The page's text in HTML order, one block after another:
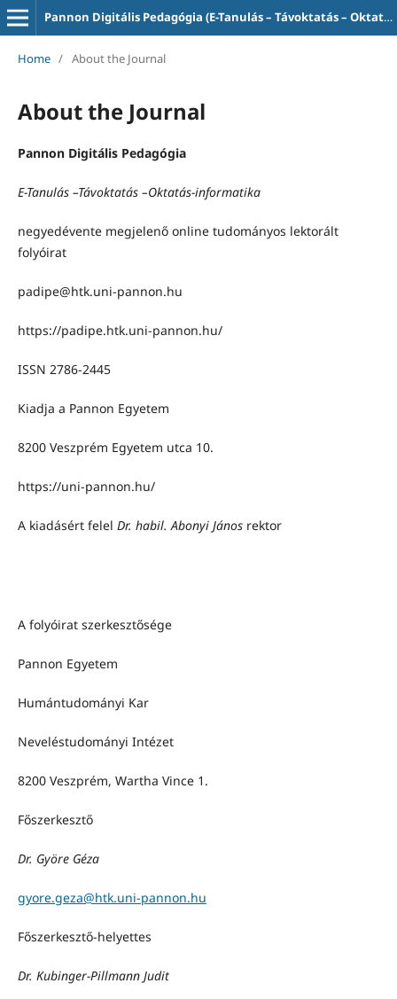
Pannon Digitális Pedagógia (E-Tanulás – Távoktatás – Oktatás-informatika)
Home / About the Journal
About the Journal
Pannon Digitális Pedagógia
E-Tanulás –Távoktatás –Oktatás-informatika
negyedévente megjelenő online tudományos lektorált
folyóirat
padipe@htk.uni-pannon.hu
https://padipe.htk.uni-pannon.hu/
ISSN 2786-2445
Kiadja a Pannon Egyetem
8200 Veszprém Egyetem utca 10.
https://uni-pannon.hu/
A kiadásért felel Dr. habil. Abonyi Jánosrektor
A folyóirat szerkesztősége
Pannon Egyetem
Humántudományi Kar
Neveléstudományi Intézet
8200 Veszprém, Wartha Vince 1.
Főszerkesztő
Dr. Györe Géza
gyore.geza@htk.uni-pannon.hu
Főszerkesztő-helyettes
Dr. Kubinger-Pillmann Judit